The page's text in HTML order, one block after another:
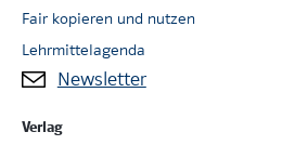
Fair kopieren und nutzen
Lehrmittelagenda
Newsletter
Verlag